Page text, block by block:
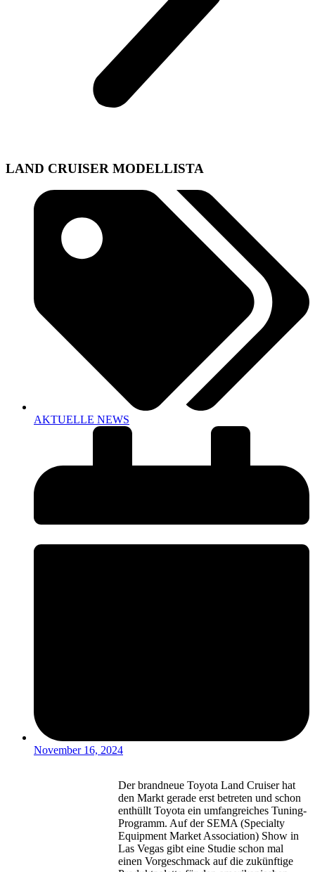
LAND CRUISER MODELLISTA
AKTUELLE NEWS
November 16, 2024
Der brandneue Toyota Land Cruiser hat
den Markt gerade erst betreten und schon
enthüllt Toyota ein umfangreiches Tuning-
Programm. Auf der SEMA (Specialty
Equipment Market Association) Show in
Las Vegas gibt eine Studie schon mal
einen Vorgeschmack auf die zukünftige